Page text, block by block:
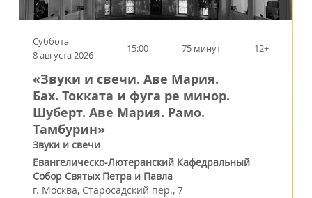
Суббота
8 августа 2026
15:00 75 минут 12+
«Звуки и свечи. Аве Мария.
Бах. Токката и фуга ре минор.
Шуберт. Аве Мария. Рамо.
Тамбурин»
Звуки и свечи
Евангелическо-Лютеранский Кафедральный
Собор Святых Петра и Павла
г. Москва, Старосадский пер., 7